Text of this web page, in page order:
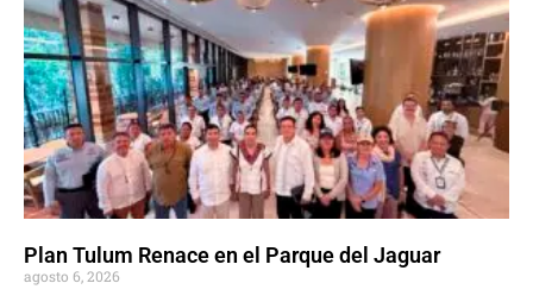
Plan Tulum Renace en el Parque del Jaguar
agosto 6, 2026